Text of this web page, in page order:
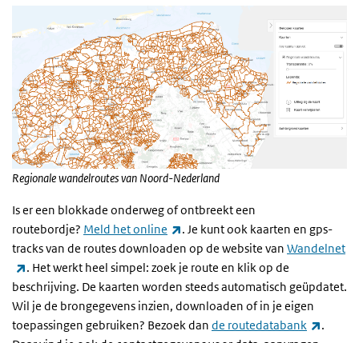
Regionale wandelroutes van Noord-Nederland
Is er een blokkade onderweg of ontbreekt een
routebordje? Meld het online (externe link)
. Je kunt ook kaarten en gps-
tracks van de routes downloaden op de website van Wandelnet
(externe link)
. Het werkt heel simpel: zoek je route en klik op de
beschrijving. De kaarten worden steeds automatisch geüpdatet.
Wil je de brongegevens inzien, downloaden of in je eigen
toepassingen gebruiken? Bezoek dan de routedatabank
.